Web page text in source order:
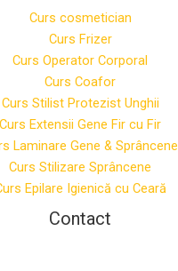
Curs cosmetician
Curs Frizer
Curs Operator Corporal
Curs Coafor
Curs Stilist Protezist Unghii
Curs Extensii Gene Fir cu Fir
Laminare Gene & Sprâncene
Curs Stilizare Sprâncene
Epilare Igienică cu Ceară
Contact